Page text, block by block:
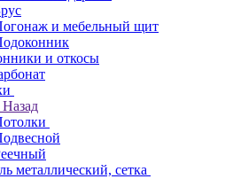
и мебельный щит
и откосы
Назад
металлический, сетка